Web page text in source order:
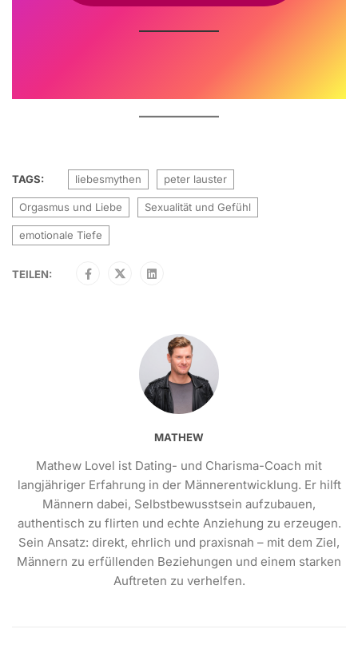
TAGS: liebesmythen peter lauster
Orgasmus und Liebe Sexualität und Gefühl
emotionale Tiefe
TEILEN:
MATHEW
Mathew Lovel ist Dating- und Charisma-Coach mit
langjähriger Erfahrung in der Männerentwicklung. Er hilft
Männern dabei, Selbstbewusstsein aufzubauen,
authentisch zu flirten und echte Anziehung zu erzeugen.
Sein Ansatz: direkt, ehrlich und praxisnah – mit dem Ziel,
Männern zu erfüllenden Beziehungen und einem starken
Auftreten zu verhelfen.